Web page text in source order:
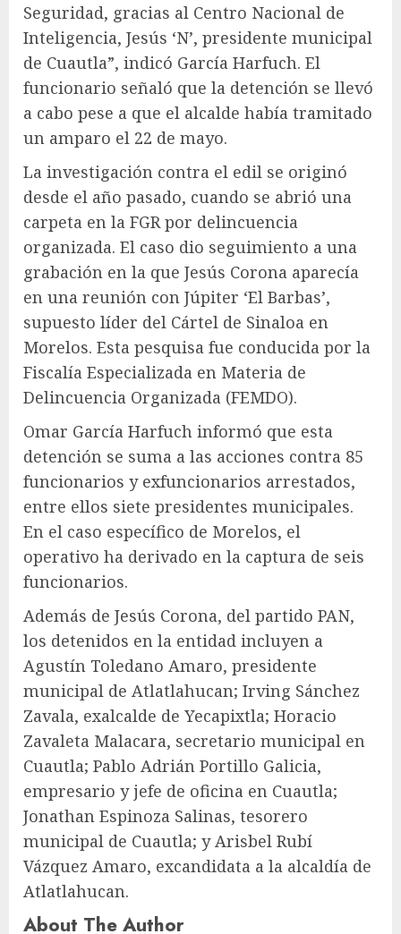
Seguridad, gracias al Centro Nacional de
Inteligencia, Jesús ‘N’, presidente municipal
de Cuautla”, indicó García Harfuch. El
funcionario señaló que la detención se llevó
a cabo pese a que el alcalde había tramitado
un amparo el 22 de mayo.
La investigación contra el edil se originó
desde el año pasado, cuando se abrió una
carpeta en la FGR por delincuencia
organizada. El caso dio seguimiento a una
grabación en la que Jesús Corona aparecía
en una reunión con Júpiter ‘El Barbas’,
supuesto líder del Cártel de Sinaloa en
Morelos. Esta pesquisa fue conducida por la
Fiscalía Especializada en Materia de
Delincuencia Organizada (FEMDO).
Omar García Harfuch informó que esta
detención se suma a las acciones contra 85
funcionarios y exfuncionarios arrestados,
entre ellos siete presidentes municipales.
En el caso específico de Morelos, el
operativo ha derivado en la captura de seis
funcionarios.
Además de Jesús Corona, del partido PAN,
los detenidos en la entidad incluyen a
Agustín Toledano Amaro, presidente
municipal de Atlatlahucan; Irving Sánchez
Zavala, exalcalde de Yecapixtla; Horacio
Zavaleta Malacara, secretario municipal en
Cuautla; Pablo Adrián Portillo Galicia,
empresario y jefe de oficina en Cuautla;
Jonathan Espinoza Salinas, tesorero
municipal de Cuautla; y Arisbel Rubí
Vázquez Amaro, excandidata a la alcaldía de
Atlatlahucan.
About The Author